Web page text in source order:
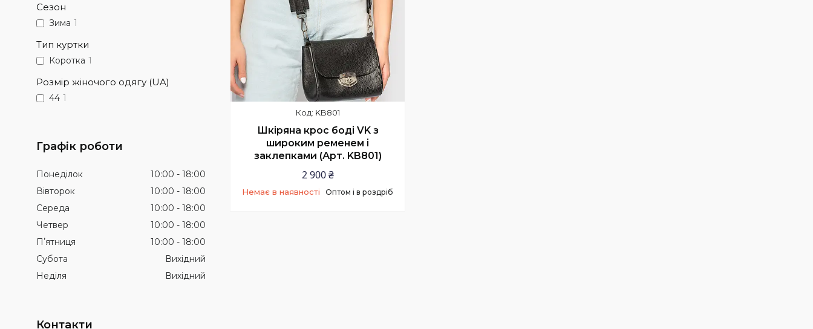
KB801
Шкіряна крос боді VK з
широким ременем і
заклепками (Арт. KB801)
2 900 ₴
Немає в наявності Оптом і в роздріб
Сезон
Зима 1
Тип куртки
Коротка 1
Розмір жіночого одягу (UA)
44 1
Графік роботи
Понеділок 10:00
18:00
Вівторок
10:00
18:00
Середа
10:00
18:00
Четвер
10:00
18:00
Пʼятниця
10:00
18:00
Субота
Вихідний
Неділя
Вихідний